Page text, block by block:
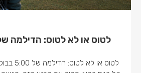
לטוס או לא לטוס: הדילמה של 5:00
לטוס או